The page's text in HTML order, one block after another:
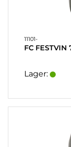
11101-
FC FESTVIN
Lager: